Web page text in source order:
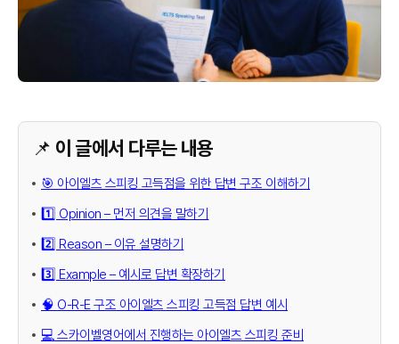
📌 이 글에서 다루는 내용
🎯 아이엘츠 스피킹 고득점을 위한 답변 구조 이해하기
1️⃣ Opinion – 먼저 의견을 말하기
2️⃣ Reason – 이유 설명하기
3️⃣ Example – 예시로 답변 확장하기
🧠 O-R-E 구조 아이엘츠 스피킹 고득점 답변 예시
💻 스카이벨영어에서 진행하는 아이엘츠 스피킹 준비